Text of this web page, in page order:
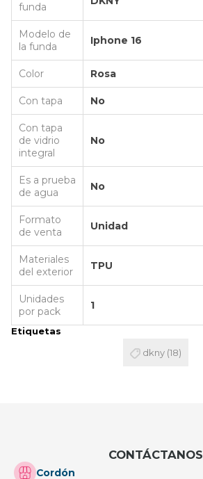
funda
Modelo de
la funda
Iphone 16
Color Rosa
Con tapa No
Con tapa
de vidrio
integral
No
Es a prueba
de agua
No
Formato
de venta
Unidad
Materiales
del exterior
TPU
Unidades
por pack
1
Etiquetas
dkny (18)
CONTÁCTANOS
Cordón